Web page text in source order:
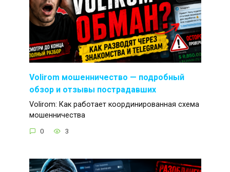
Volirom мошенничество — подробный
обзор и отзывы пострадавших
Volirom: Как работает координированная схема
мошенничества
0 3